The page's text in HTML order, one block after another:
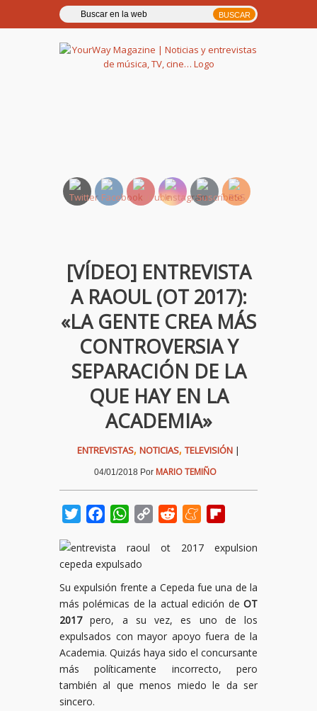
[VÍDEO] ENTREVISTA
A RAOUL (OT 2017):
«LA GENTE CREA MÁS
CONTROVERSIA Y
SEPARACIÓN DE LA
QUE HAY EN LA
ACADEMIA»
ENTREVISTAS, NOTICIAS, TELEVISIÓN |
04/01/2018 Por MARIO TEMIÑO
TwitterFacebookWhatsApp
Copy
Reddit Meneame
Su expulsión frente a Cepeda fue una de la
más polémicas de la actual edición de OT
2017pero, a su vez, es uno de los
expulsados con mayor apoyo fuera de la
Academia. Quizás haya sido el concursante
más políticamente incorrecto, pero
también al que menos miedo le da ser
sincero.